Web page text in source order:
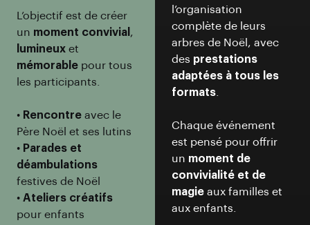
L’objectif est de créer
un moment convivial ,
lumineux et
mémorable pour tous
les participants.
• Rencontre avec le
Père Noël et ses lutins
• Parades et
déambulations
festives de Noël
• Ateliers créatifs
pour enfants
l’organisation
complète de leurs
arbres de Noël, avec
des prestations
adaptées à tous les
formats.
Chaque événement
est pensé pour offrir
un moment de
convivialité et de
magie aux familles et
aux enfants.